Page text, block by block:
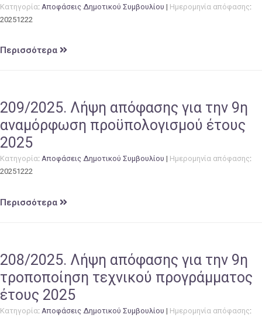
Κατηγορία: Αποφάσεις Δημοτικού Συμβουλίου | Ημερομηνία απόφασης:
20251222
Περισσότερα
209/2025. Λήψη απόφασης για την 9η
αναμόρφωση προϋπολογισμού έτους
2025
Κατηγορία: Αποφάσεις Δημοτικού Συμβουλίου | Ημερομηνία απόφασης:
20251222
Περισσότερα
208/2025. Λήψη απόφασης για την 9η
τροποποίηση τεχνικού προγράμματος
έτους 2025
Κατηγορία: Αποφάσεις Δημοτικού Συμβουλίου | Ημερομηνία απόφασης: